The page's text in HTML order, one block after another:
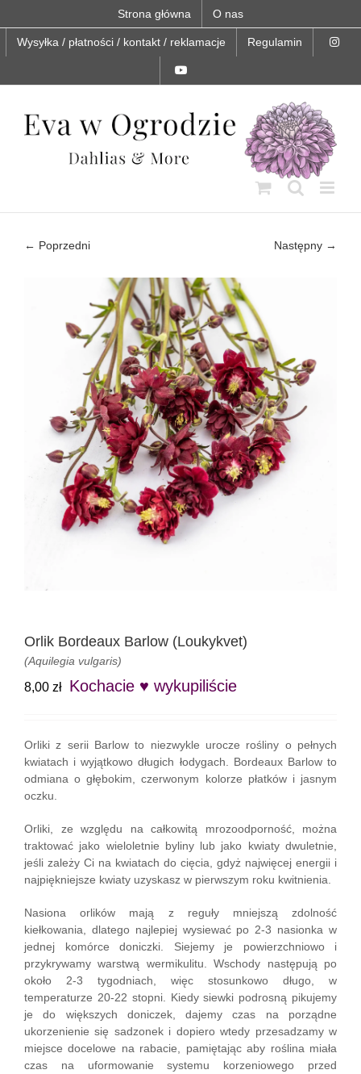
content
Strona główna O nas
Wysyłka / płatności / kontakt / reklamacje Regulamin
← Poprzedni Następny →
Orlik Bordeaux Barlow (Loukykvet)
(Aquilegia vulgaris)
8,00 zł Kochacie ♥ wykupiliście
Orliki z serii Barlow to niezwykle urocze rośliny o pełnych
kwiatach i wyjątkowo długich łodygach. Bordeaux Barlow to
odmiana o głębokim, czerwonym kolorze płatków i jasnym
oczku.
Orliki, ze względu na całkowitą mrozoodporność, można
traktować jako wieloletnie byliny lub jako kwiaty dwuletnie,
jeśli zależy Ci na kwiatach do cięcia, gdyż najwięcej energii i
najpiękniejsze kwiaty uzyskasz w pierwszym roku kwitnienia.
Nasiona orlików mają z reguły mniejszą zdolność
kiełkowania, dlatego najlepiej wysiewać po 2-3 nasionka w
jednej komórce doniczki. Siejemy je powierzchniowo i
przykrywamy warstwą wermikulitu. Wschody następują po
około 2-3 tygodniach, więc stosunkowo długo, w
temperaturze 20-22 stopni. Kiedy siewki podrosną pikujemy
je do większych doniczek, dajemy czas na porządne
ukorzenienie się sadzonek i dopiero wtedy przesadzamy w
miejsce docelowe na rabacie, pamiętając aby roślina miała
czas na uformowanie systemu korzeniowego przed